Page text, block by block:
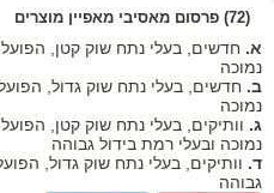
(72) פרסום מאסיבי מאפיין מוצרים
א. חדשים, בעלי נתח שוק קטן,
נמוכה
ב. חדשים, בעלי נתח שוק גדול,
נמוכה
ג. וותיקים, בעלי נתח שוק קטן,
נמוכה ובעלי רמת בידול גבוהה
ד. וותיקים, בעלי נתח שוק גדול,
גבוהה